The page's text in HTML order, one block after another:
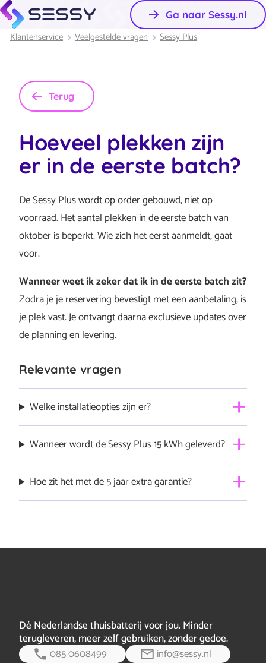
Ga naar Sessy.nl
Klantenservice Veelgestelde vragen Sessy Plus
Terug
Hoeveel plekken zijn
er in de eerste batch?
De Sessy Plus wordt op order gebouwd, niet op
voorraad. Het aantal plekken in de eerste batch van
oktober is beperkt. Wie zich het eerst aanmeldt, gaat
voor.
Wanneer weet ik zeker dat ik in de eerste batch zit?
Zodra je je reservering bevestigt met een aanbetaling, is
je plek vast. Je ontvangt daarna exclusieve updates over
de planning en levering.
Relevante vragen
Welke installatieopties zijn er?
installatieopties: Basisinstallatie — standaard installatie
Basisinstallatie met noodstroom — zelfde installatie,
maar dan volledig ingericht voor gebruik van de
Wanneer wordt de Sessy Plus 15 kWh geleverd?
wordt op de hoogte gehouden van de exacte planning
Hoe zit het met de 5 jaar extra garantie?
extra zekerheid ter waarde van €499, gewoon
Dé Nederlandse thuisbatterij voor jou. Minder
terugleveren, meer zelf gebruiken, zonder gedoe.
085 0608499
info@sessy.nl